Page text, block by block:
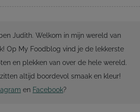
Judith. Welkom in mijn wereld van
Op My Foodblog vind je de lekkerste
en plekken van over de hele wereld.
zitten altijd boordevol smaak en kleur!
en Facebook?